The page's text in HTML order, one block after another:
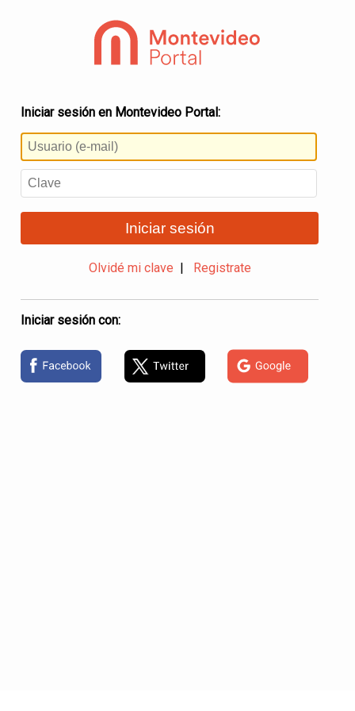
Iniciar sesión en Montevideo Portal:
Iniciar sesión
Olvidé mi clave Registrate
Iniciar sesión con: